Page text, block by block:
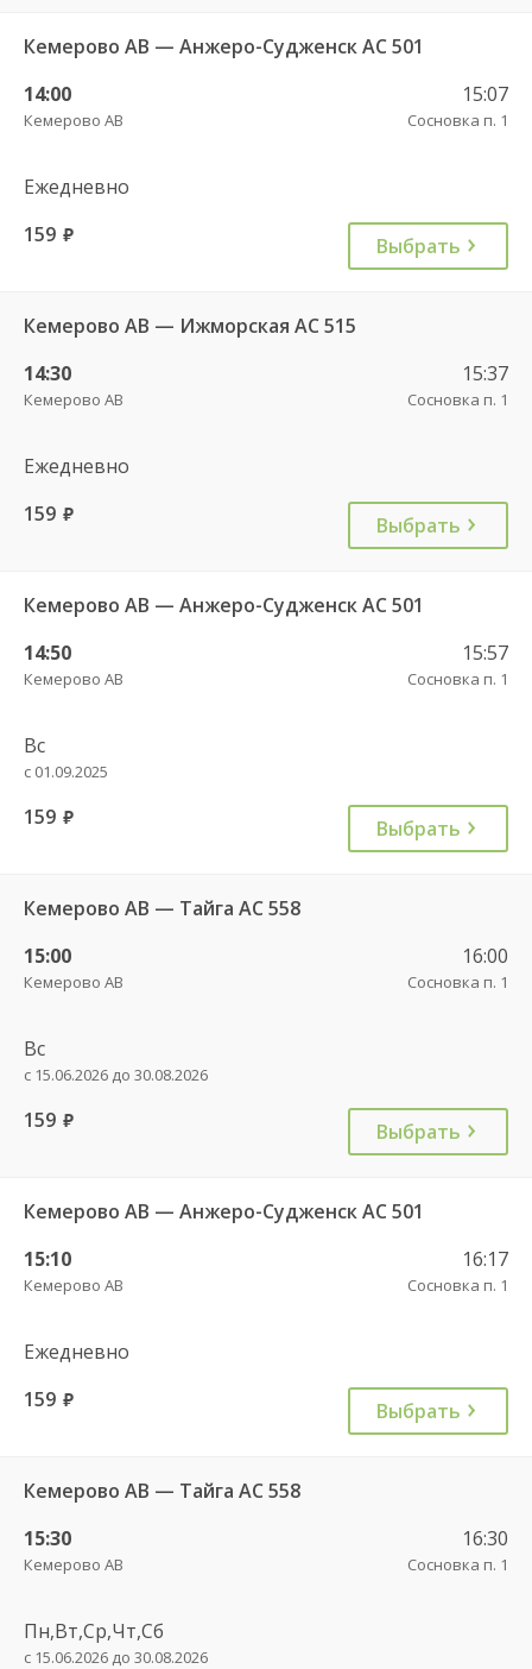
Кемерово АВ — Анжеро-Судженск АС 501
14:00
Кемерово АВ
15:07
Сосновка п. 1
Ежедневно
159 руб. Выбрать
Кемерово АВ — Ижморская АС 515
14:30
Кемерово АВ
15:37
Сосновка п. 1
Ежедневно
159 руб. Выбрать
Кемерово АВ — Анжеро-Судженск АС 501
14:50
Кемерово АВ
15:57
Сосновка п. 1
Вс
с 01.09.2025
159 руб. Выбрать
Кемерово АВ — Тайга АС 558
15:00
Кемерово АВ
16:00
Сосновка п. 1
Вс
с 15.06.2026 до 30.08.2026
159 руб. Выбрать
Кемерово АВ — Анжеро-Судженск АС 501
15:10
Кемерово АВ
16:17
Сосновка п. 1
Ежедневно
159 руб. Выбрать
Кемерово АВ — Тайга АС 558
15:30
Кемерово АВ
16:30
Сосновка п. 1
Пн,Вт,Ср,Чт,Сб
с 15.06.2026 до 30.08.2026